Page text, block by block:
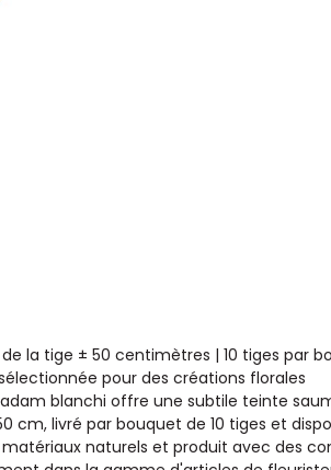
la tige ± 50 centimètres | 10 tiges par
pour des créations florales
blanchi offre une subtile teinte
livré par bouquet de 10 tiges et
naturels et produit avec des